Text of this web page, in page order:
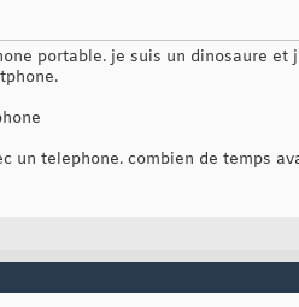
portable. je suis un dinosaure et
un telephone. combien de temps